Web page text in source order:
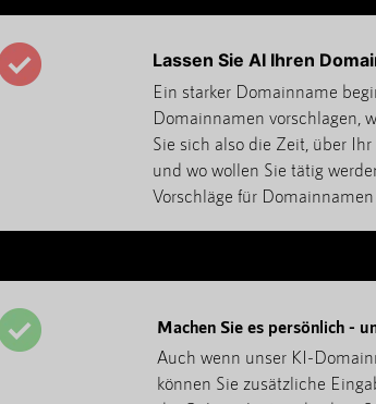
Lassen Sie AI Ihren
Ein starker Domainname
Domainnamen vorschlagen,
Sie sich also die Zeit, über
und wo wollen Sie tätig
Vorschläge für
Machen Sie es persönlich -
Auch wenn unser KI-
können Sie zusätzliche